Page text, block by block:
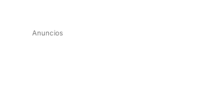
Anuncios